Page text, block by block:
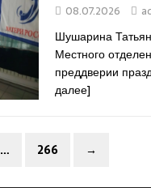
08.07.2026
Шушарина
Местного
преддверии
далее]
… 266 →